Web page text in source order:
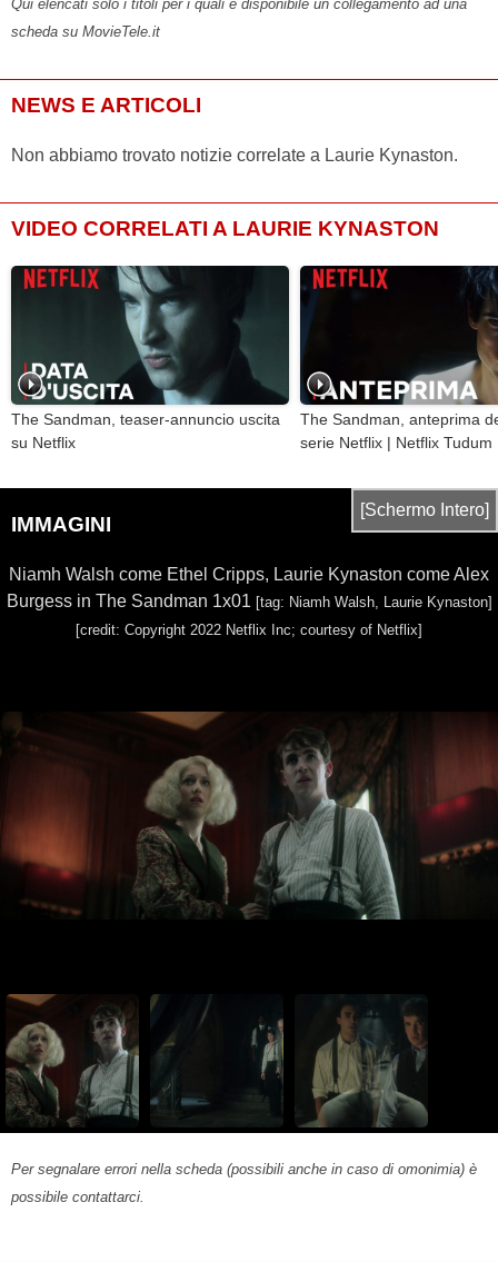
Qui elencati solo i titoli per i quali è disponibile un collegamento ad una
scheda su MovieTele.it
NEWS E ARTICOLI
Non abbiamo trovato notizie correlate a Laurie Kynaston.
VIDEO CORRELATI A LAURIE KYNASTON
The Sandman, teaser-annuncio uscita
su Netflix
The Sandman, anteprima
serie Netflix | Netflix Tudum
IMMAGINI
[Schermo Intero]
Niamh Walsh come Ethel Cripps, Laurie Kynaston come Alex
Burgess in The Sandman 1x01 [tag: Niamh Walsh, Laurie Kynaston]
[credit: Copyright 2022 Netflix Inc; courtesy of Netflix]
Per segnalare errori nella scheda (possibili anche in caso di omonimia) è
possibile contattarci.